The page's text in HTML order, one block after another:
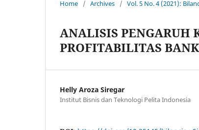
Home / Archives / Vol. 5 No. 4 (2021):
ANALISIS PENGARUH
PROFITABILITAS
Helly Aroza Siregar
Institut Bisnis dan Teknologi Pelita Indonesia